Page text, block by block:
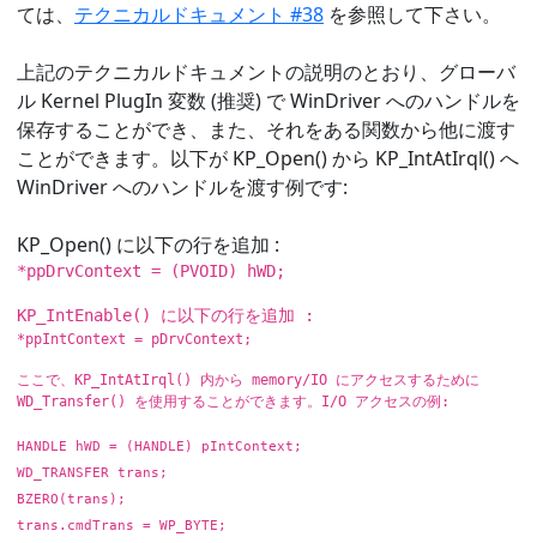
ては、 テクニカルドキュメント #38 を参照して下さい。
上記のテクニカルドキュメントの説明のとおり、グローバ
ル Kernel PlugIn 変数 (推奨) で WinDriver へのハンドルを
保存することができ、また、それをある関数から他に渡す
ことができます。以下が KP_Open() から KP_IntAtIrql() へ
WinDriver へのハンドルを渡す例です:
KP_Open() に以下の行を追加 :
*ppDrvContext = (PVOID) hWD;
KP_IntEnable() に以下の行を追加 :
*ppIntContext = pDrvContext;
ここで、KP_IntAtIrql() 内から memory/IO にアクセスするために
WD_Transfer() を使用することができます。I/O アクセスの例:
HANDLE hWD = (HANDLE) pIntContext;
WD_TRANSFER trans;
BZERO(trans);
trans.cmdTrans = WP_BYTE;